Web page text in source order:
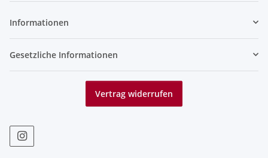
Informationen
Gesetzliche Informationen
Vertrag widerrufen